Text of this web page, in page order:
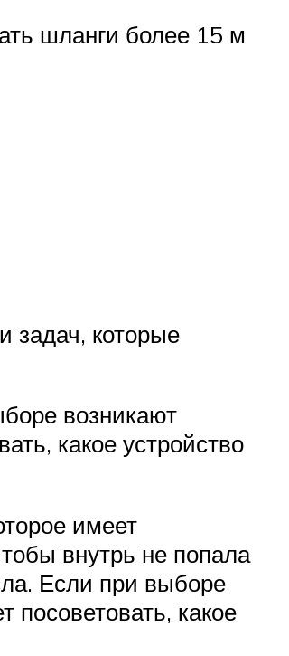
шланги более 15 м
задач, которые
возникают
какое устройство
имеет
внутрь не попала
Если при выборе
посоветовать, какое